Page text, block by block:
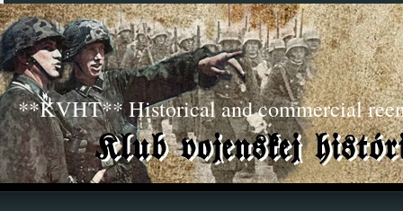
**KVHT** Historical and commercial